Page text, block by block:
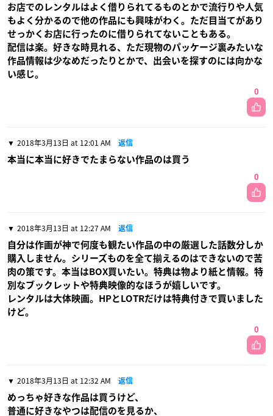
お店でのレンタルはよく借りられてるものとかで流行りや人気
もよく分かるので他の作品にも興味がわく。ただ目当てがあり
せっかくお店に行ったのに借りられてないこともある。
配信は楽。好きな時見れる、ただ現物のパッケージ裏みたいな
作品情報は少なめだったりとかで、出会いを探すのには向かな
い感じ。
0
2018年3月13日 at 12:01 AM 返信
本当に本当に好きでたまらない作品のは買う
0
2018年3月13日 at 12:27 AM 返信
自分は作画が神で何度も観たい作品の中の厳選した話数分しか
購入しません。シリーズものを全て揃えるのはできないので苦
肉の策です。本当はBOX買いたい。特典は物より紙と情報。特
別なブックレットや特典映像的なほうが嬉しいです。
レンタルは大体映画。HPとLOTRだけは特典付きで買いました
けど。
0
2018年3月13日 at 12:32 AM 返信
めっちゃ好きな作品は買うけど、
普通に好きなやつは配信のを見るか、